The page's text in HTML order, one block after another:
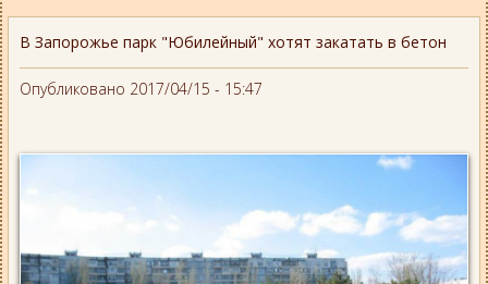
В Запорожье парк "Юбилейный" хотят закатать в бетон
Опубликовано 2017/04/15 - 15:47